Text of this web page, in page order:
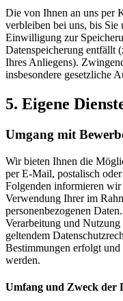
Die von Ihnen an uns per
verbleiben bei uns, bis
Einwilligung zur
Datenspeicherung entfällt
Ihres Anliegens).
insbesondere gesetzliche
5. Eigene
Umgang mit
Wir bieten Ihnen die
per E-Mail, postalisch
Folgenden informieren
Verwendung Ihrer im
personenbezogenen
Verarbeitung und
geltendem
Bestimmungen erfolgt
werden.
Umfang und Zweck der